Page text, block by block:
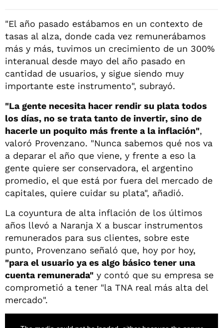
"El año pasado estábamos en un contexto de
tasas al alza, donde cada vez remunerábamos
más y más, tuvimos un crecimiento de un 300%
interanual desde mayo del año pasado en
cantidad de usuarios, y sigue siendo muy
importante este instrumento", subrayó.
"La gente necesita hacer rendir su plata todos
los días, no se trata tanto de invertir, sino de
hacerle un poquito más frente a la inflación",
valoró Provenzano. "Nunca sabemos qué nos va
a deparar el año que viene, y frente a eso la
gente quiere ser conservadora, el argentino
promedio, el que está por fuera del mercado de
capitales, quiere cuidar su plata", añadió.
La coyuntura de alta inflación de los últimos
años llevó a Naranja X a buscar instrumentos
remunerados para sus clientes, sobre este
punto, Provenzano señaló que, hoy por hoy,
"para el usuario ya es algo básico tener una
cuenta remunerada" y contó que su empresa se
comprometió a tener "la TNA real más alta del
mercado".